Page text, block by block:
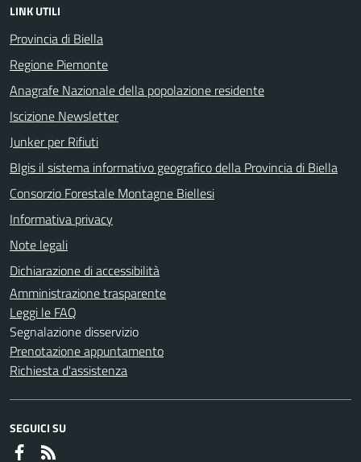
LINK UTILI
Provincia di Biella
Regione Piemonte
Anagrafe Nazionale della popolazione residente
Iscizione Newsletter
Junker per Rifiuti
BIgis il sistema informativo geografico della Provincia di Biella
Consorzio Forestale Montagne Biellesi
Informativa privacy
Note legali
Dichiarazione di accessibilità
Amministrazione trasparente
Leggi le FAQ
Segnalazione disservizio
Prenotazione appuntamento
Richiesta d'assistenza
SEGUICI SU